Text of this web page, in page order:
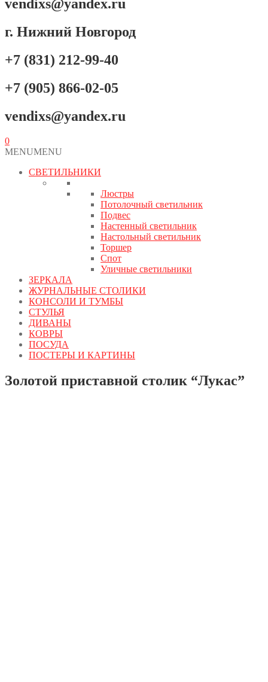
vendixs@yandex.ru
г. Нижний Новгород
+7 (831) 212-99-40
+7 (905) 866-02-05
vendixs@yandex.ru
0
MENUMENU
СВЕТИЛЬНИКИ
Люстры
Потолочный светильник
Подвес
Настенный светильник
Настольный светильник
Торшер
Спот
Уличные светильники
ЗЕРКАЛА
ЖУРНАЛЬНЫЕ СТОЛИКИ
КОНСОЛИ И ТУМБЫ
СТУЛЬЯ
ДИВАНЫ
КОВРЫ
ПОСУДА
ПОСТЕРЫ И КАРТИНЫ
Золотой приставной столик “Лукас”